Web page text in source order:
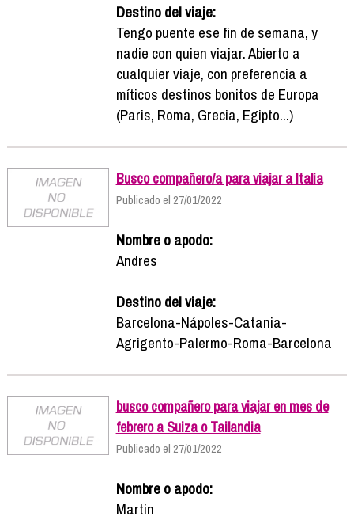
Destino del viaje:
Tengo puente ese fin de semana, y
nadie con quien viajar. Abierto a
cualquier viaje, con preferencia a
míticos destinos bonitos de Europa
(Paris, Roma, Grecia, Egipto...)
Busco compañero/a para viajar a Italia
Publicado el 27/01/2022
Nombre o apodo:
Andres
Destino del viaje:
Barcelona-Nápoles-Catania-
Agrigento-Palermo-Roma-Barcelona
busco compañero para viajar en mes de
febrero a Suiza o Tailandia
Publicado el 27/01/2022
Nombre o apodo:
Martin